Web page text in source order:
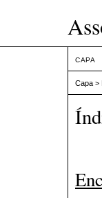
CAPA
Capa >